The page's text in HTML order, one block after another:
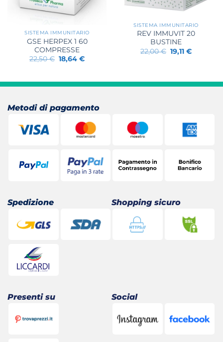
SISTEMA IMMUNITARIO
GSE HERPEX 1 60
COMPRESSE
22,50€ Il
prezzo
22,50 €.
18,64€Il
18,64 €.
SISTEMA IMMUNITARIO
REV IMMUVIT 20
BUSTINE
22,00€ Il
prezzo
19,11€Il
Metodi di pagamento
Spedizione Shopping sicuro
Presenti su Social